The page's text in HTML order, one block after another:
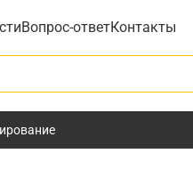
Вопрос-ответКонтакты